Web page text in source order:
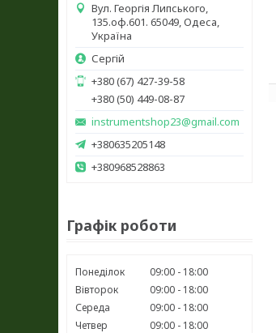
Вул. Георгія Липського,
135.оф.601. 65049, Одеса,
Україна
Сергій
+380 (67) 427-39-58
+380 (50) 449-08-87
instrumentshop23@gmail.com
+380635205148
+380968528863
Графік роботи
Понеділок 09:00
18:00
Вівторок
09:00
18:00
Середа
09:00
18:00
Четвер
09:00
18:00